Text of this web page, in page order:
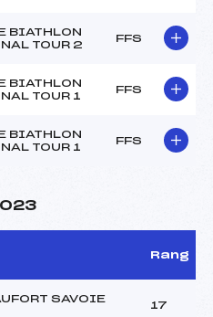
BIATHLON
TOUR 2
FFS
BIATHLON
TOUR 1
FFS
BIATHLON
TOUR 1
FFS
Rang
SAVOIE
17